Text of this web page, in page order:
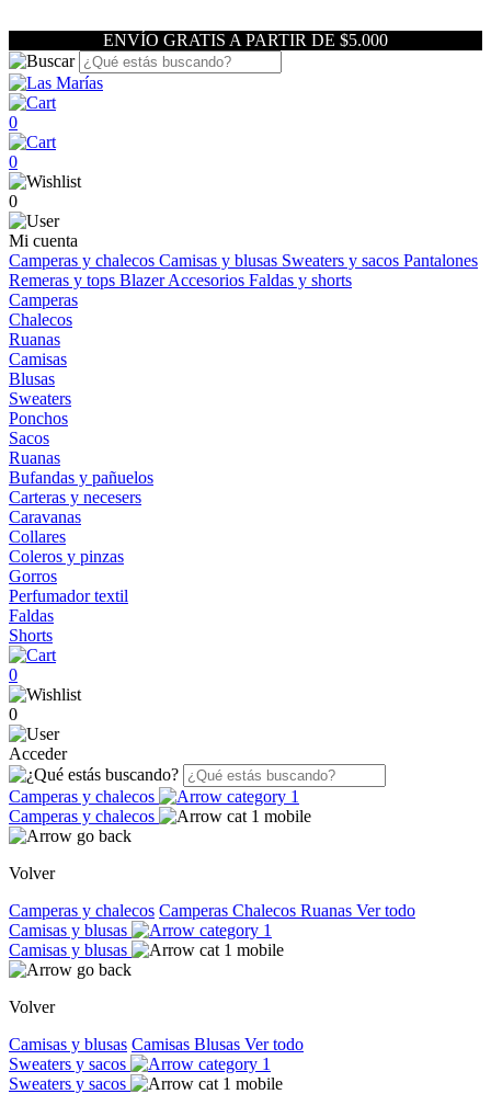
ENVÍO GRATIS A PARTIR DE $5.000
0
0
0
Mi cuenta
Camperas y chalecos Camisas y blusas Sweaters y sacos Pantalones
Remeras y tops BlazerAccesorios Faldas y shorts
Camperas
Chalecos
Ruanas
Camisas
Blusas
Sweaters
Ponchos
Sacos
Ruanas
Bufandas y pañuelos
Carteras y necesers
Caravanas
Collares
Coleros y pinzas
Gorros
Perfumador textil
Faldas
Shorts
0
0
Acceder
Camperas y chalecos
Camperas y chalecos
Volver
Camperas y chalecos Camperas Chalecos Ruanas Ver todo
Camisas y blusas
Camisas y blusas
Volver
Camisas y blusas Camisas Blusas Ver todo
Sweaters y sacos
Sweaters y sacos